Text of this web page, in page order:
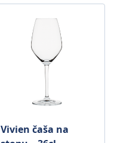
Vivien čaša na